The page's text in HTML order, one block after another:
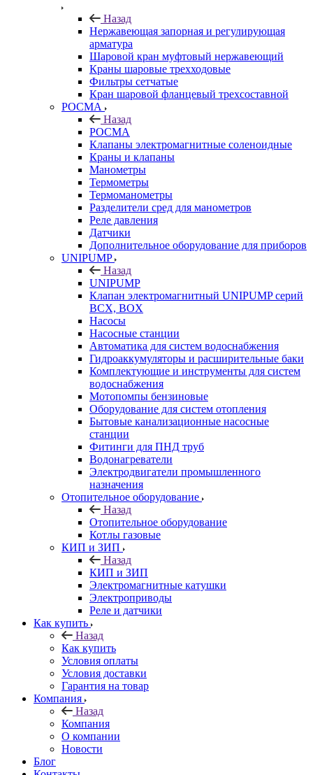
Назад
Нержавеющая запорная и регулирующая
арматура
Шаровой кран муфтовый нержавеющий
Краны шаровые трехходовые
Фильтры сетчатые
Кран шаровой фланцевый трехсоставной
РОСМА
Назад
РОСМА
Клапаны электромагнитные соленоидные
Краны и клапаны
Манометры
Термометры
Термоманометры
Разделители сред для манометров
Реле давления
Датчики
Дополнительное оборудование для приборов
UNIPUMP
Назад
UNIPUMP
Клапан электромагнитный UNIPUMP серий
BCX, BOX
Насосы
Насосные станции
Автоматика для систем водоснабжения
Гидроаккумуляторы и расширительные баки
Комплектующие и инструменты для систем
водоснабжения
Мотопомпы бензиновые
Оборудование для систем отопления
Бытовые канализационные насосные
станции
Фитинги для ПНД труб
Водонагреватели
Электродвигатели промышленного
назначения
Отопительное оборудование
Назад
Отопительное оборудование
Котлы газовые
КИП и ЗИП
Назад
КИП и ЗИП
Электромагнитные катушки
Электроприводы
Реле и датчики
Как купить
Назад
Как купить
Условия оплаты
Условия доставки
Гарантия на товар
Компания
Назад
Компания
О компании
Новости
Блог